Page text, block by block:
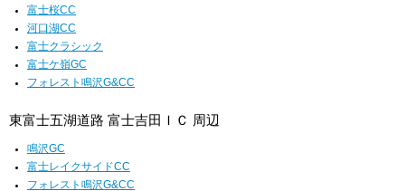
富士桜CC
河口湖CC
富士クラシック
富士ケ嶺GC
フォレスト鳴沢G&CC
東富士五湖道路 富士吉田ＩＣ 周辺
鳴沢GC
富士レイクサイドCC
フォレスト鳴沢G&CC